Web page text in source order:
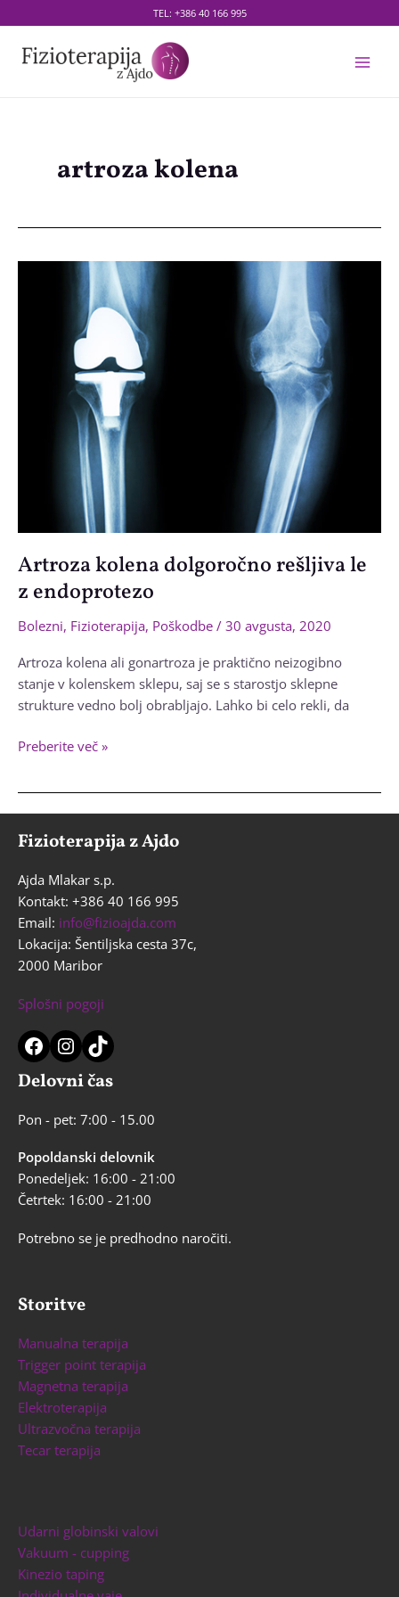
to
content
TEL: +386 40 166 995
artroza kolena
Artroza kolena dolgoročno rešljiva le
z endoprotezo
Bolezni, Fizioterapija, Poškodbe / 30 avgusta, 2020
Artroza kolena ali gonartroza je praktično neizogibno
stanje v kolenskem sklepu, saj se s starostjo sklepne
strukture vedno bolj obrabljajo. Lahko bi celo rekli, da
Artroza
rešljiva
le
z
endoprotezo
Preberite več »
Fizioterapija z Ajdo
Ajda Mlakar s.p.
Kontakt: +386 40 166 995
Email: info@fizioajda.com
Lokacija: Šentiljska cesta 37c,
2000 Maribor
Splošni pogoji
Facebook
Instagram
TikTok
Delovni čas
Pon - pet: 7:00 - 15.00
Popoldanski delovnik
Ponedeljek: 16:00 - 21:00
Četrtek: 16:00 - 21:00
Potrebno se je predhodno naročiti.
Storitve
Manualna terapija
Trigger point terapija
Magnetna terapija
Elektroterapija
Ultrazvočna terapija
Tecar terapija
Udarni globinski valovi
Vakuum - cupping
Kinezio taping